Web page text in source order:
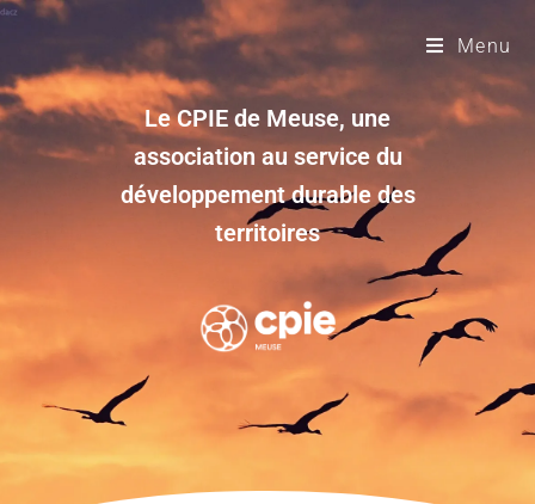
Menu
Le CPIE de Meuse, une
association au service du
développement durable des
territoires